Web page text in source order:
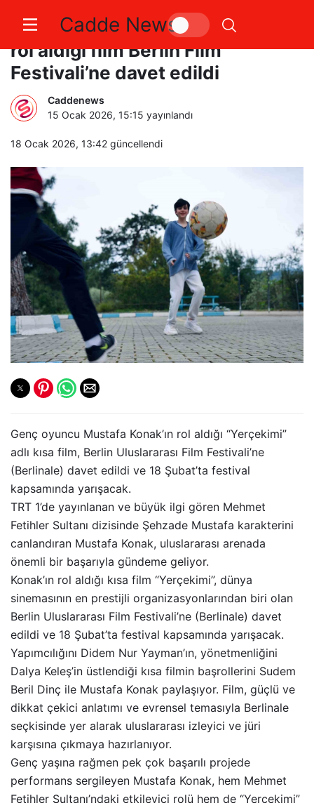
Cadde News
Genç yetenek Mustafa Konak’ın
rol aldığı film Berlin Film
Festivali’ne davet edildi
Caddenews
15 Ocak 2026, 15:15 yayınlandı
18 Ocak 2026, 13:42 güncellendi
Genç oyuncu Mustafa Konak’ın rol aldığı “Yerçekimi”
adlı kısa film, Berlin Uluslararası Film Festivali’ne
(Berlinale) davet edildi ve 18 Şubat’ta festival
kapsamında yarışacak.
TRT 1’de yayınlanan ve büyük ilgi gören Mehmet
Fetihler Sultanı dizisinde Şehzade Mustafa karakterini
canlandıran Mustafa Konak, uluslararası arenada
önemli bir başarıyla gündeme geliyor.
Konak’ın rol aldığı kısa film “Yerçekimi”, dünya
sinemasının en prestijli organizasyonlarından biri olan
Berlin Uluslararası Film Festivali’ne (Berlinale) davet
edildi ve 18 Şubat’ta festival kapsamında yarışacak.
Yapımcılığını Didem Nur Yayman’ın, yönetmenliğini
Dalya Keleş’in üstlendiği kısa filmin başrollerini Sudem
Beril Dinç ile Mustafa Konak paylaşıyor. Film, güçlü ve
dikkat çekici anlatımı ve evrensel temasıyla Berlinale
seçkisinde yer alarak uluslararası izleyici ve jüri
karşısına çıkmaya hazırlanıyor.
Genç yaşına rağmen pek çok başarılı projede
performans sergileyen Mustafa Konak, hem Mehmet
Fetihler Sultanı’ndaki etkileyici rolü hem de “Yerçekimi”